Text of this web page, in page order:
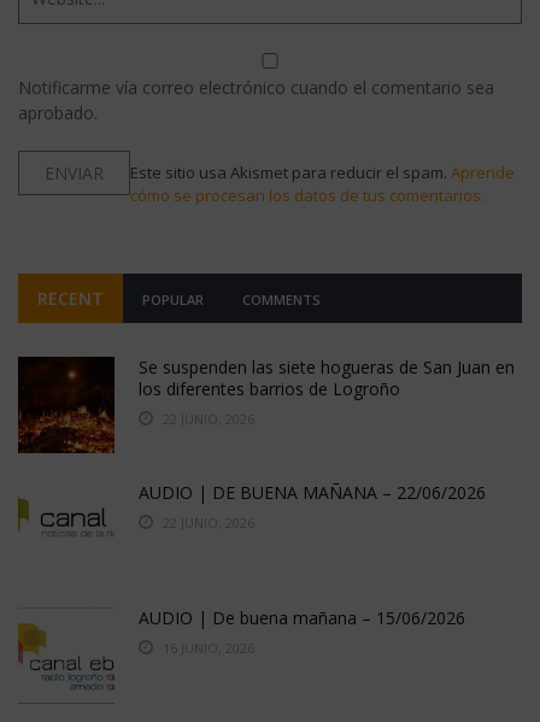
Notificarme vía correo electrónico cuando el comentario sea
aprobado.
Este sitio usa Akismet para reducir el spam. Aprende
cómo se procesan los datos de tus comentarios.
RECENT POPULAR COMMENTS
Se suspenden las siete hogueras de San Juan en
los diferentes barrios de Logroño
22 JUNIO, 2026
AUDIO | DE BUENA MAÑANA – 22/06/2026
22 JUNIO, 2026
AUDIO | De buena mañana – 15/06/2026
16 JUNIO, 2026